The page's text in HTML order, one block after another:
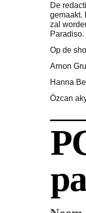
De
gemaakt.
zal
Paradiso.
Op de
Arnon
Hanna
Özcan